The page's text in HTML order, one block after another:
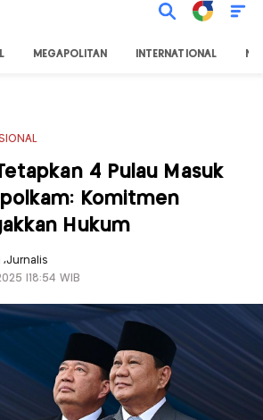
MEGAPOLITAN INTERNATIONAL
4 Pulau Masuk
Komitmen
Hukum
,Jurnalis
|18:54 WIB